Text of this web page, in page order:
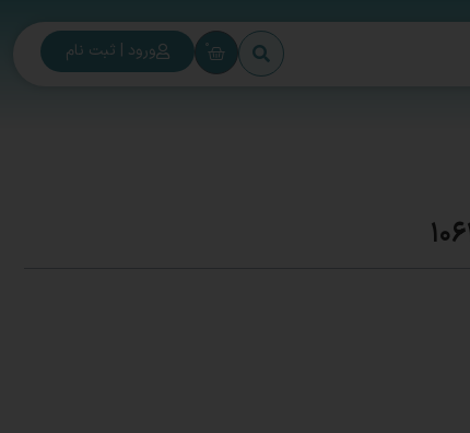
0 ورود | ثبت نام